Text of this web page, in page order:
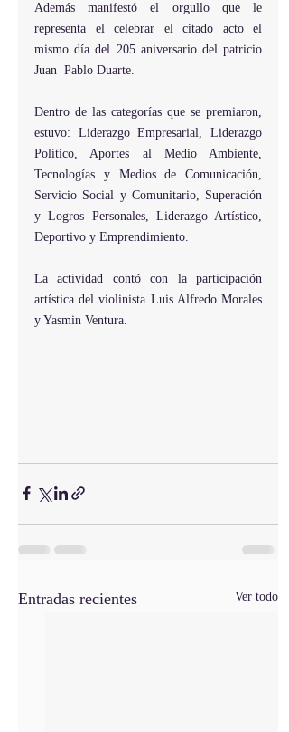
Además manifestó el orgullo que le
representa el celebrar el citado acto el
mismo día del 205 aniversario del patricio
Juan  Pablo Duarte.
Dentro de las categorías que se premiaron,
estuvo: Liderazgo Empresarial, Liderazgo
Político, Aportes al Medio Ambiente,
Tecnologías y Medios de Comunicación,
Servicio Social y Comunitario, Superación
y Logros Personales, Liderazgo Artístico,
Deportivo y Emprendimiento.
La actividad contó con la participación
artística del violinista Luis Alfredo Morales
y Yasmin Ventura.
Entradas recientes Ver todo